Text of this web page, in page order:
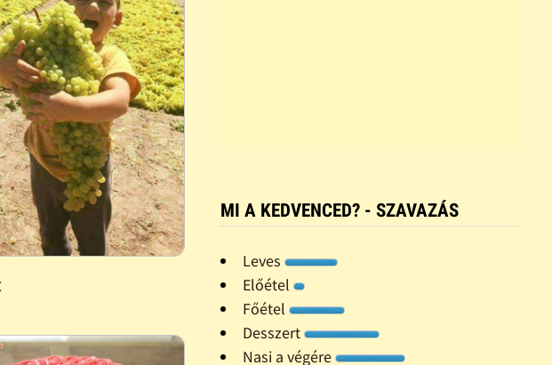
MI A KEDVENCED? - SZAVAZÁS
Leves
Előétel
Főétel
Desszert
Nasi a végére